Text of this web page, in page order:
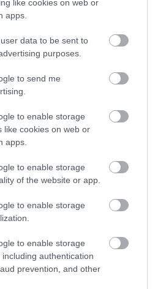
like cookies on web or
apps.
data to be sent to
purposes.
to send me
to enable storage
like cookies on web or
apps.
to enable storage
of the website or app.
to enable storage
to enable storage
authentication
prevention, and other
tóból (videó)
Ohaton - megdőlt az idei tórekord!
(videó)